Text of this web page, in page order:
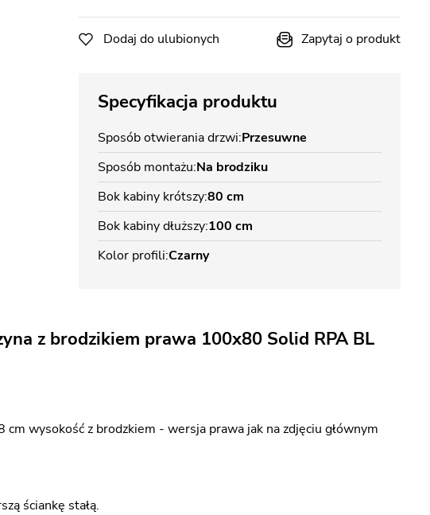
Dodaj do ulubionych Zapytaj o produkt
Specyfikacja produktu
Sposób otwierania drzwi Przesuwne
Sposób montażu Na brodziku
Bok kabiny krótszy80 cm
Bok kabiny dłuższy 100 cm
Kolor profili Czarny
z brodzikiem prawa 100x80 Solid RPA BL
wysokość z brodzkiem - wersja prawa jak na zdjęciu głównym
ściankę stałą.